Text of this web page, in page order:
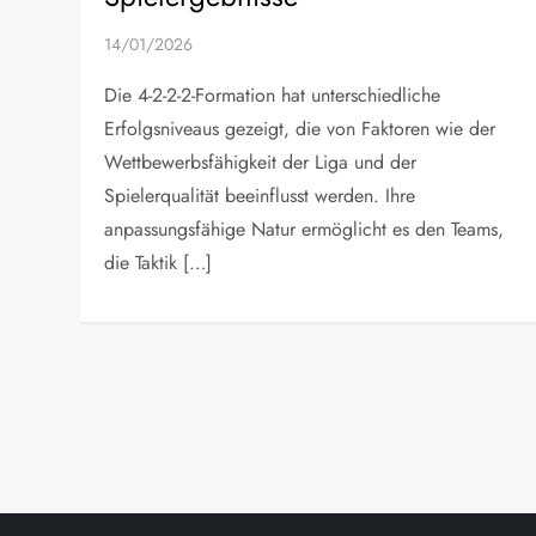
14/01/2026
Die 4-2-2-2-Formation hat unterschiedliche
Erfolgsniveaus gezeigt, die von Faktoren wie der
Wettbewerbsfähigkeit der Liga und der
Spielerqualität beeinflusst werden. Ihre
anpassungsfähige Natur ermöglicht es den Teams,
die Taktik […]